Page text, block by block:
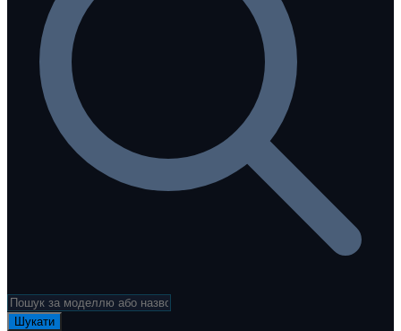
Шукати